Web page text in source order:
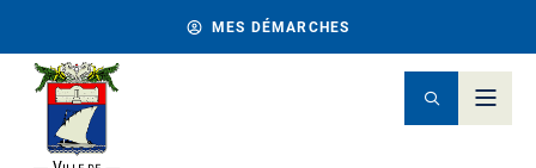
MES DÉMARCHES